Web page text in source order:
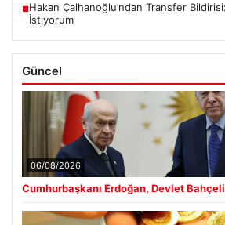
■Hakan Çalhanoğlu’ndan Transfer
İstiyorum
Güncel
06/08/2026
Cumhurbaşkanı Erdoğan, Devlet